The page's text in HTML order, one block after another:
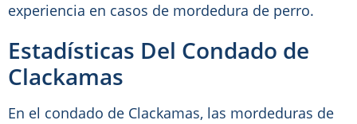
experiencia en casos de mordedura de perro.
Estadísticas Del Condado de
Clackamas
En el condado de Clackamas, las mordeduras de